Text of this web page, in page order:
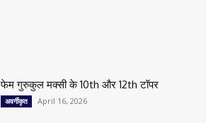
फेम गुरुकुल मक्सी के 10th और 12th टॉपर
अवर्गीकृत April 16, 2026